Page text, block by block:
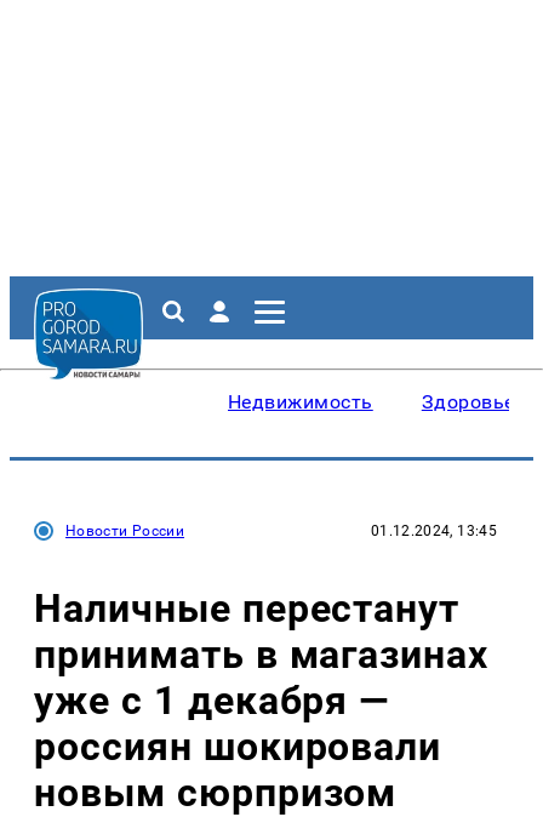
Недвижимость Здоровье
Новости России 01.12.2024, 13:45
Наличные перестанут
принимать в магазинах
уже с 1 декабря —
россиян шокировали
новым сюрпризом